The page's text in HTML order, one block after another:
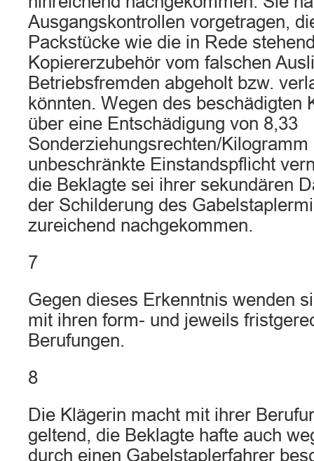
Ausgangskontrollen vorgetragen,
Packstücke wie die in Rede
Kopiererzubehör vom falschen
Betriebsfremden abgeholt bzw.
könnten. Wegen des beschädigten
über eine Entschädigung von 8,33
Sonderziehungsrechten/Kilogramm
unbeschränkte Einstandspflicht
die Beklagte sei ihrer sekundären
der Schilderung des
zureichend nachgekommen.
7
Gegen dieses Erkenntnis wenden
mit ihren form- und jeweils
Berufungen.
8
Die Klägerin macht mit ihrer
geltend, die Beklagte hafte auch
durch einen Gabelstaplerfahrer